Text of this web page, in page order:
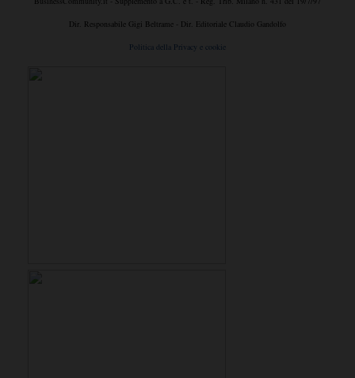
Dir. Responsabile Gigi Beltrame - Dir. Editoriale Claudio Gandolfo
Politica della Privacy e cookie